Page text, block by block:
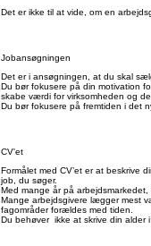
Det er ikke til at vide, om en
Jobansøgningen
Det er i ansøgningen, at du skal
Du bør fokusere på din motivation
skabe værdi for virksomheden og
Du bør fokusere på fremtiden i det
CV'et
Formålet med CV’et er at beskrive
job, du søger.
Med mange år på
Mange arbejdsgivere lægger mest
fagområder forældes med tiden.
Du behøver ikke at skrive din alder